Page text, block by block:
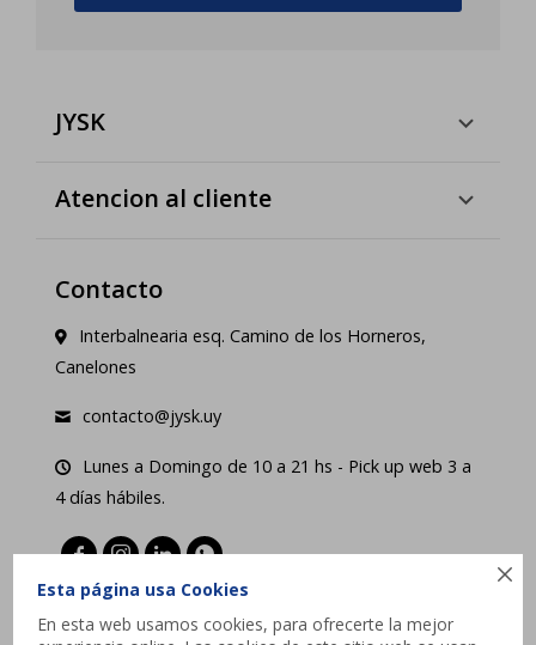

Esta página usa Cookies
En esta web usamos cookies, para ofrecerte la mejor
JYSK
Atencion al cliente
Contacto
Interbalnearia esq. Camino de los Horneros,
Canelones
contacto@jysk.uy
Lunes a Domingo de 10 a 21 hs - Pick up web 3 a
4 días hábiles.
   